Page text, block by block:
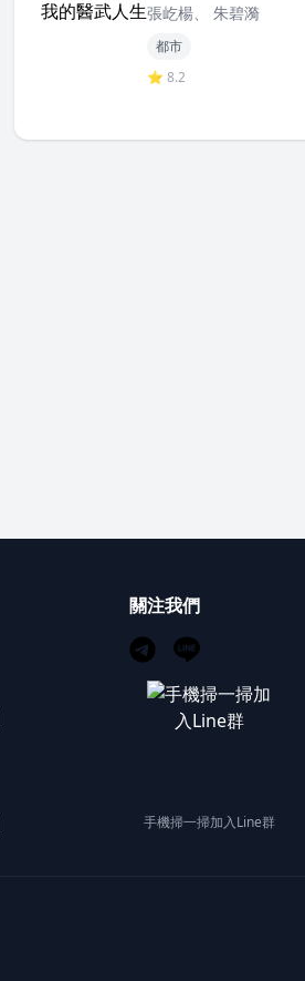
張屹楊、 朱碧漪
都市
⭐ 8.2
關注我們
手機掃一掃加入Line群